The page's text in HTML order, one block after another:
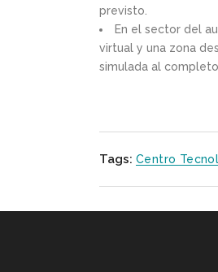
previsto.
En el sector del
virtual y una zona
simulada al
Tags: Centro